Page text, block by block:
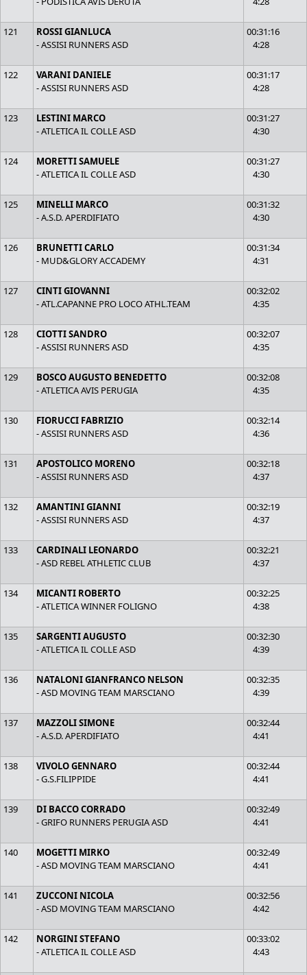
121
ROSSI GIANLUCA
- ASSISI RUNNERS ASD
00:31:16
4:28
122
VARANI DANIELE
- ASSISI RUNNERS ASD
00:31:17
4:28
123
LESTINI MARCO
- ATLETICA IL COLLE ASD
00:31:27
4:30
124
MORETTI SAMUELE
- ATLETICA IL COLLE ASD
00:31:27
4:30
125
MINELLI MARCO
- A.S.D. APERDIFIATO
00:31:32
4:30
126
BRUNETTI CARLO
- MUD&GLORY ACCADEMY
00:31:34
4:31
127
CINTI GIOVANNI
- ATL.CAPANNE PRO LOCO ATHL.TEAM
00:32:02
4:35
128
CIOTTI SANDRO
- ASSISI RUNNERS ASD
00:32:07
4:35
129
BOSCO AUGUSTO BENEDETTO
- ATLETICA AVIS PERUGIA
00:32:08
4:35
130
FIORUCCI FABRIZIO
- ASSISI RUNNERS ASD
00:32:14
4:36
131
APOSTOLICO MORENO
- ASSISI RUNNERS ASD
00:32:18
4:37
132
AMANTINI GIANNI
- ASSISI RUNNERS ASD
00:32:19
4:37
133
CARDINALI LEONARDO
- ASD REBEL ATHLETIC CLUB
00:32:21
4:37
134
MICANTI ROBERTO
- ATLETICA WINNER FOLIGNO
00:32:25
4:38
135
SARGENTI AUGUSTO
- ATLETICA IL COLLE ASD
00:32:30
4:39
136
NATALONI GIANFRANCO NELSON
- ASD MOVING TEAM MARSCIANO
00:32:35
4:39
137
MAZZOLI SIMONE
- A.S.D. APERDIFIATO
00:32:44
4:41
138
VIVOLO GENNARO
- G.S.FILIPPIDE
00:32:44
4:41
139
DI BACCO CORRADO
- GRIFO RUNNERS PERUGIA ASD
00:32:49
4:41
140
MOGETTI MIRKO
- ASD MOVING TEAM MARSCIANO
00:32:49
4:41
141
ZUCCONI NICOLA
- ASD MOVING TEAM MARSCIANO
00:32:56
4:42
142
NORGINI STEFANO
- ATLETICA IL COLLE ASD
00:33:02
4:43